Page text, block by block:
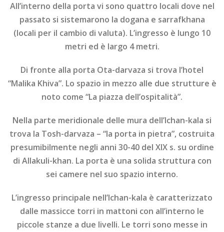
All’interno della porta vi sono quattro locali dove nel
passato si sistemarono la dogana e sarrafkhana
(locali per il cambio di valuta). L’ingresso è lungo 10
metri ed è largo 4 metri.
Di fronte alla porta Ota-darvaza si trova l’hotel
“Malika Khiva”. Lo spazio in mezzo alle due strutture è
noto come “La piazza dell’ospitalità”.
Nella parte meridionale delle mura dell’Ichan-kala si
trova la Tosh-darvaza – “la porta in pietra”, costruita
presumibilmente negli anni 30-40 del XIX s. su ordine
di Allakuli-khan. La porta è una solida struttura con
sei camere nel suo spazio interno.
L’ingresso principale nell’Ichan-kala è caratterizzato
dalle massicce torri in mattoni con all’interno le
piccole stanze a due livelli. Le torri sono messe in